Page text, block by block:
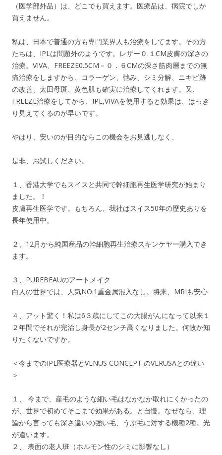
（医学部外品）は、どこでも買えます。医療品は、病院でしか
買えません。
私は、日本で普通の方も専門業界人も治療をしてます。その方
たちは、IPLは問題外のようです。レザー０.１CM皮膚の深さの
治療。VIVA、FREEZE0.5CM－０．６CMの深さ筋肉層までの無
痛治療をしますから、コラーゲン、弛み、シミ分解、ニキビ跡
の改善、太田母斑、黄色肌も確実に治療してくれます。又、
FREEZE治療をしてから、IPL,VIVAを使用すると効果は、はっき
り見えてくるのが早いです。
やはり、安いのが目的ならこの機会をお見逃しなく、
是非、お試しください。
１、香港大学でもスイスと共同で幹細胞再生医学研究が始まり
ました。！
皮膚再生医学です。もちろん、我社はスイス50年の歴史ありを
長年使用中。
２、12月から純国産品の幹細胞再生治療スキンケヤー購入でき
ます。
３、PUREBEAUのアートメイク
白人の世界では、人気NO.1重金属混入なし。将来、MRIも安心
４、アット驚く！私は6３歳にしてこの大腸がんになって以来１
２年間でそれが完治し身長が2センチ高くなりました。何故か知
りたくないですか。
＜今までのIPL医療器とVENUS CONCEPT のVERUSAとの違い
＞
１、 今まで、産毛のような細い毛はなかなか取れにくかったの
が、世界で初めてそこまで効果がある。と自慢。なぜなら、理
論から言っても深さ違いの強い毛、うぶ毛に対する機種2種。光
が違います。
２、 表面の老人班（ホルモン性のシミに影響なし）